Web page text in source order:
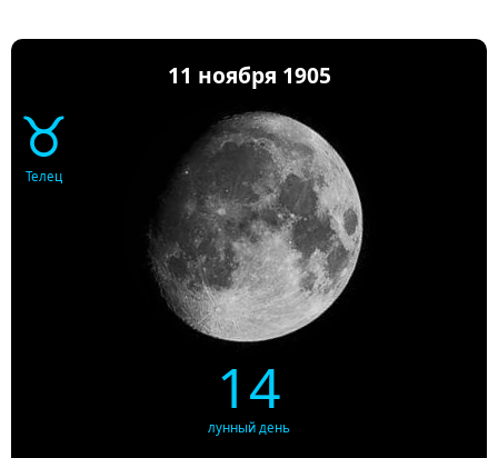
11 ноября 1905
♉
Телец
14
лунный день